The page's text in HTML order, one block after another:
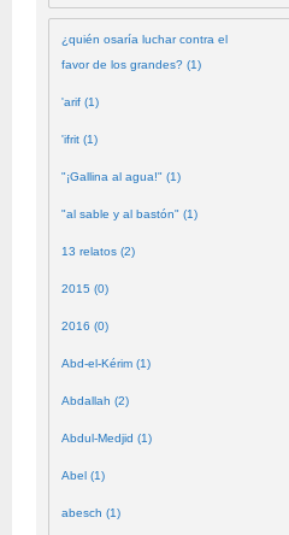
¿quién osaría luchar contra el
favor de los grandes? (1)
'arif (1)
'ifrit (1)
"¡Gallina al agua!" (1)
"al sable y al bastón" (1)
13 relatos (2)
2015 (0)
2016 (0)
Abd-el-Kérim (1)
Abdallah (2)
Abdul-Medjid (1)
Abel (1)
abesch (1)